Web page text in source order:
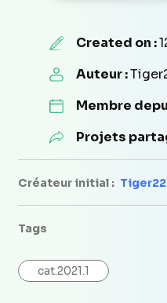
Created on :
Auteur :
Membre
Projets
Créateur initial : Tiger22
Tags
cat.2021.1